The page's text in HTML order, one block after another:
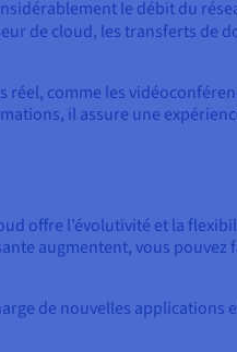
le débit du
de cloud, les transferts de
comme les
il assure une
offre l’évolutivité et la
augmentent, vous pouvez
de nouvelles applications